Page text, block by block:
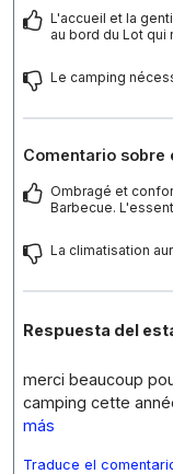
L'accueil et la
au bord du Lot qui
Le camping
Comentario sobre
Ombragé et
Barbecue.
La climatisation
Respuesta del
merci beaucoup
camping cette
más
Traduce el